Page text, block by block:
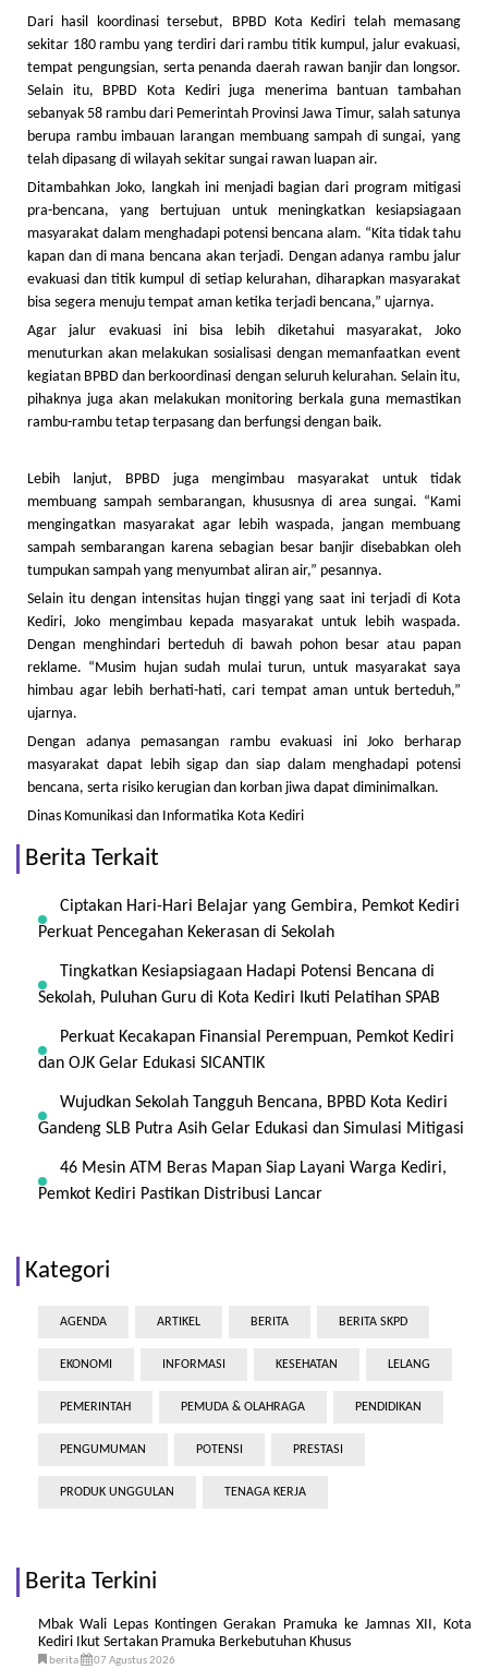
Dari hasil koordinasi tersebut, BPBD Kota Kediri telah memasang
sekitar 180 rambu yang terdiri dari rambu titik kumpul, jalur evakuasi,
tempat pengungsian, serta penanda daerah rawan banjir dan longsor.
Selain itu, BPBD Kota Kediri juga menerima bantuan tambahan
sebanyak 58 rambu dari Pemerintah Provinsi Jawa Timur, salah satunya
berupa rambu imbauan larangan membuang sampah di sungai, yang
telah dipasang di wilayah sekitar sungai rawan luapan air.
Ditambahkan Joko, langkah ini menjadi bagian dari program mitigasi
pra-bencana, yang bertujuan untuk meningkatkan kesiapsiagaan
masyarakat dalam menghadapi potensi bencana alam. “Kita tidak tahu
kapan dan di mana bencana akan terjadi. Dengan adanya rambu jalur
evakuasi dan titik kumpul di setiap kelurahan, diharapkan masyarakat
bisa segera menuju tempat aman ketika terjadi bencana,” ujarnya.
Agar jalur evakuasi ini bisa lebih diketahui masyarakat, Joko
menuturkan akan melakukan sosialisasi dengan memanfaatkan event
kegiatan BPBD dan berkoordinasi dengan seluruh kelurahan. Selain itu,
pihaknya juga akan melakukan monitoring berkala guna memastikan
rambu-rambu tetap terpasang dan berfungsi dengan baik.
Lebih lanjut, BPBD juga mengimbau masyarakat untuk tidak
membuang sampah sembarangan, khususnya di area sungai. “Kami
mengingatkan masyarakat agar lebih waspada, jangan membuang
sampah sembarangan karena sebagian besar banjir disebabkan oleh
tumpukan sampah yang menyumbat aliran air,” pesannya.
Selain itu dengan intensitas hujan tinggi yang saat ini terjadi di Kota
Kediri, Joko mengimbau kepada masyarakat untuk lebih waspada.
Dengan menghindari berteduh di bawah pohon besar atau papan
reklame. “Musim hujan sudah mulai turun, untuk masyarakat saya
himbau agar lebih berhati-hati, cari tempat aman untuk berteduh,”
ujarnya.
Dengan adanya pemasangan rambu evakuasi ini Joko berharap
masyarakat dapat lebih sigap dan siap dalam menghadapi potensi
bencana, serta risiko kerugian dan korban jiwa dapat diminimalkan.
Dinas Komunikasi dan Informatika Kota Kediri
Berita Terkait
Ciptakan Hari-Hari Belajar yang Gembira, Pemkot Kediri
Perkuat Pencegahan Kekerasan di Sekolah
Tingkatkan Kesiapsiagaan Hadapi Potensi Bencana di
Sekolah, Puluhan Guru di Kota Kediri Ikuti Pelatihan SPAB
Perkuat Kecakapan Finansial Perempuan, Pemkot Kediri
dan OJK Gelar Edukasi SICANTIK
Wujudkan Sekolah Tangguh Bencana, BPBD Kota Kediri
Gandeng SLB Putra Asih Gelar Edukasi dan Simulasi Mitigasi
46 Mesin ATM Beras Mapan Siap Layani Warga Kediri,
Pemkot Kediri Pastikan Distribusi Lancar
Kategori
AGENDA ARTIKEL BERITA BERITA SKPD
EKONOMI INFORMASI KESEHATAN LELANG
PEMERINTAH PEMUDA & OLAHRAGA PENDIDIKAN
PENGUMUMAN POTENSI PRESTASI
PRODUK UNGGULAN TENAGA KERJA
Berita Terkini
Mbak Wali Lepas Kontingen Gerakan Pramuka ke Jamnas XII, Kota
Kediri Ikut Sertakan Pramuka Berkebutuhan Khusus
berita 07 Agustus 2026